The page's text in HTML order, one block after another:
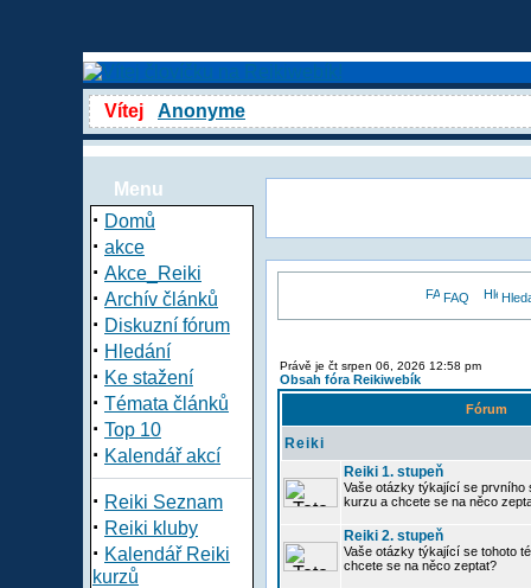
Vítej Anonyme
Menu
· Domů
· akce
· Akce_Reiki
· Archív článků
· Diskuzní fórum
· Hledání
· Ke stažení
· Témata článků
· Top 10
· Kalendář akcí
· Reiki Seznam
· Reiki kluby
· Kalendář Reiki
kurzů
FAQ
Právě je čt srpen 06, 2026 12:58 pm
Obsah fóra Reikiwebík
Fórum
Reiki
Reiki 1. stupeň
Vaše otázky týkající se prvního
kurzu a chcete se na něco
Reiki 2. stupeň
Vaše otázky týkající se tohoto
chcete se na něco zeptat?